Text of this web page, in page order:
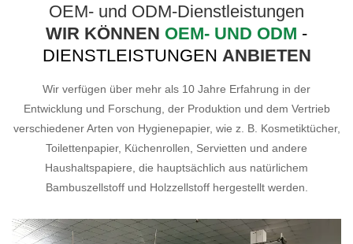
OEM- und ODM-Dienstleistungen
WIR KÖNNEN OEM- UND ODM -
DIENSTLEISTUNGEN ANBIETEN
Wir verfügen über mehr als 10 Jahre Erfahrung in der
Entwicklung und Forschung, der Produktion und dem Vertrieb
verschiedener Arten von Hygienepapier, wie z. B. Kosmetiktücher,
Toilettenpapier, Küchenrollen, Servietten und andere
Haushaltspapiere, die hauptsächlich aus natürlichem
Bambuszellstoff und Holzzellstoff hergestellt werden.